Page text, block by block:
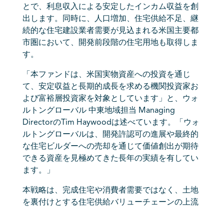
とで、利息収入による安定したインカム収益を創
出します。同時に、人口増加、住宅供給不足、継
続的な住宅建設業者需要が見込まれる米国主要都
市圏において、開発前段階の住宅用地も取得しま
す。
「本ファンドは、米国実物資産への投資を通じ
て、安定収益と長期的成長を求める機関投資家お
よび富裕層投資家を対象としています」と、ウォ
ルトングローバル 中東地域担当 Managing
DirectorのTim Haywoodは述べています。「ウォ
ルトングローバルは、開発許認可の進展や最終的
な住宅ビルダーへの売却を通じて価値創出が期待
できる資産を見極めてきた長年の実績を有してい
ます。」
本戦略は、完成住宅や消費者需要ではなく、土地
を裏付けとする住宅供給バリューチェーンの上流